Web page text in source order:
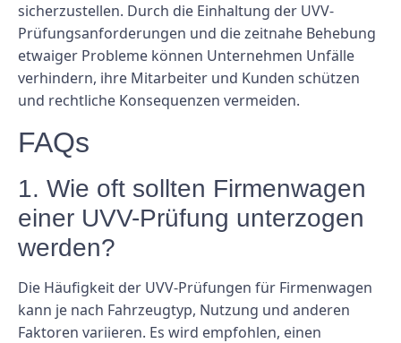
sicherzustellen. Durch die Einhaltung der UVV-
Prüfungsanforderungen und die zeitnahe Behebung
etwaiger Probleme können Unternehmen Unfälle
verhindern, ihre Mitarbeiter und Kunden schützen
und rechtliche Konsequenzen vermeiden.
FAQs
1. Wie oft sollten Firmenwagen
einer UVV-Prüfung unterzogen
werden?
Die Häufigkeit der UVV-Prüfungen für Firmenwagen
kann je nach Fahrzeugtyp, Nutzung und anderen
Faktoren variieren. Es wird empfohlen, einen